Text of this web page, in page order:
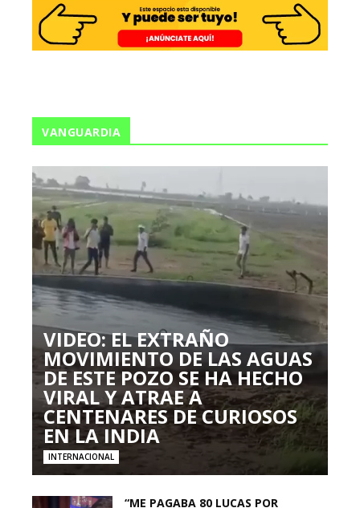
VANGUARDIA
VIDEO: EL EXTRAÑO
MOVIMIENTO DE LAS AGUAS
DE ESTE POZO SE HA HECHO
VIRAL Y ATRAE A
CENTENARES DE CURIOSOS
EN LA INDIA
INTERNACIONAL
“ME PAGABA 80 LUCAS POR